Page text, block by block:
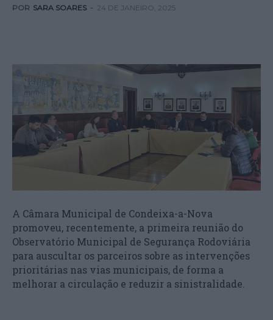
POR SARA SOARES - 24 DE JANEIRO, 2025
A Câmara Municipal de Condeixa-a-Nova
promoveu, recentemente, a primeira reunião do
Observatório Municipal de Segurança Rodoviária
para auscultar os parceiros sobre as intervenções
prioritárias nas vias municipais, de forma a
melhorar a circulação e reduzir a sinistralidade.